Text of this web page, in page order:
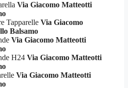
Via Giacomo Matteotti
Tapparelle Via Giacomo
Balsamo
Via Giacomo Matteotti
H24 Via Giacomo Matteotti
Via Giacomo Matteotti